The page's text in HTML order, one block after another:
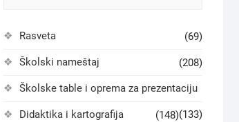
Rasveta (69)
Školski nameštaj (208)
Školske table i oprema za prezentaciju
(133)
Didaktika i kartografija (148)